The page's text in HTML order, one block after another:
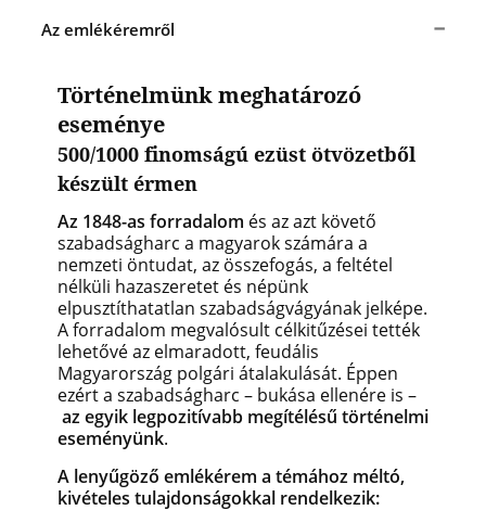
Az emlékéremről
Történelmünk meghatározó
eseménye
500/1000 finomságú ezüst ötvözetből
készült érmen
Az 1848-as forradalom és az azt követő
szabadságharc a magyarok számára a
nemzeti öntudat, az összefogás, a feltétel
nélküli hazaszeretet és népünk
elpusztíthatatlan szabadságvágyának jelképe.
A forradalom megvalósult célkitűzései tették
lehetővé az elmaradott, feudális
Magyarország polgári átalakulását. Éppen
ezért a szabadságharc – bukása ellenére is –
az egyik legpozitívabb megítélésű történelmi
eseményünk.
A lenyűgöző emlékérem a témához méltó,
kivételes tulajdonságokkal rendelkezik: